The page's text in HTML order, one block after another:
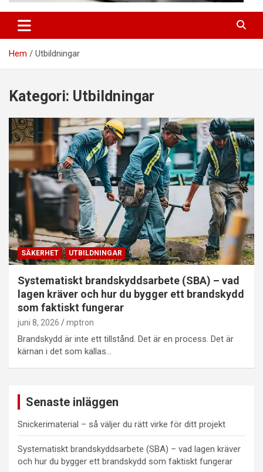
Hem Utbildningar
Kategori: Utbildningar
SÄKERHET UTBILDNINGAR
Systematiskt brandskyddsarbete (SBA) – vad
lagen kräver och hur du bygger ett brandskydd
som faktiskt fungerar
juni 8, 2026 mptron
Brandskydd är inte ett tillstånd. Det är en process. Det är
kärnan i det som kallas…
Senaste inläggen
Snickerimaterial – så väljer du rätt virke för ditt projekt
Systematiskt brandskyddsarbete (SBA) – vad lagen kräver
och hur du bygger ett brandskydd som faktiskt fungerar